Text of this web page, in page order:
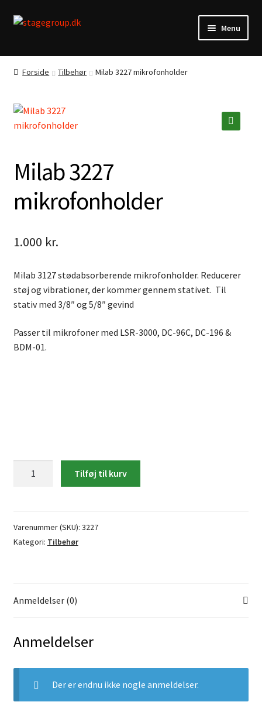
Spring
Spring
Menu
Musik
Kontakt
Forside Tilbehør Milab 3227 mikrofonholder
Milab 3227
mikrofonholder
1.000 kr.
Milab 3127 stødabsorberende mikrofonholder. Reducerer
støj og vibrationer, der kommer gennem stativet. Til
stativ med 3/8″ og 5/8″ gevind
Passer til mikrofoner med LSR-3000, DC-96C, DC-196 &
BDM-01.
Tilføj til kurv
Varenummer (SKU): 3227
Kategori: Tilbehør
Anmeldelser (0)
Anmeldelser
Der er endnu ikke nogle anmeldelser.